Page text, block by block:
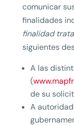
comunicar
finalidades
finalidad
siguientes
A las
(
de su
A